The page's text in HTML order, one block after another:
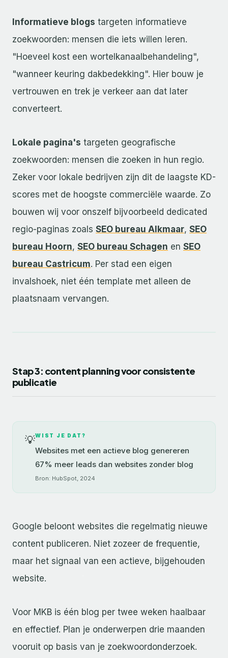
Informatieve blogs targeten informatieve
zoekwoorden: mensen die iets willen leren.
"Hoeveel kost een wortelkanaalbehandeling",
"wanneer keuring dakbedekking". Hier bouw je
vertrouwen en trek je verkeer aan dat later
converteert.
Lokale pagina's targeten geografische
zoekwoorden: mensen die zoeken in hun regio.
Zeker voor lokale bedrijven zijn dit de laagste KD-
scores met de hoogste commerciële waarde. Zo
bouwen wij voor onszelf bijvoorbeeld dedicated
regio-paginas zoals SEO bureau Alkmaar, SEO
bureau Hoorn, SEO bureau Schagen en SEO
bureau Castricum. Per stad een eigen
invalshoek, niet één template met alleen de
plaatsnaam vervangen.
Stap 3: content planning voor consistente
publicatie
💡WIST JE DAT?
Websites met een actieve blog genereren
67% meer leads dan websites zonder blog
Bron: HubSpot, 2024
Google beloont websites die regelmatig nieuwe
content publiceren. Niet zozeer de frequentie,
maar het signaal van een actieve, bijgehouden
website.
Voor MKB is één blog per twee weken haalbaar
en effectief. Plan je onderwerpen drie maanden
vooruit op basis van je zoekwoordonderzoek.